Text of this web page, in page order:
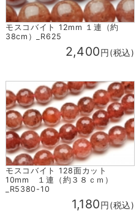
モスコバイト 12mm １連（約
38cm）_R625
2,400円(税込)
モスコバイト 128面カット
10mm １連（約３８ｃｍ）
_R5380-10
1,180円(税込)